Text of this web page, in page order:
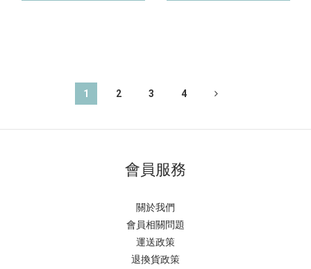
1 2 3 4
會員服務
關於我們
會員相關問題
運送政策
退換貨政策